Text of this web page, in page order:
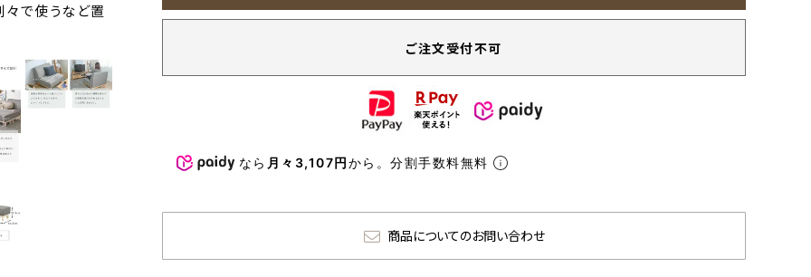
々で使うなど置
ご注文受付不可
なら 月々3,107円から。分割手数料無料
商品についてのお問い合わせ